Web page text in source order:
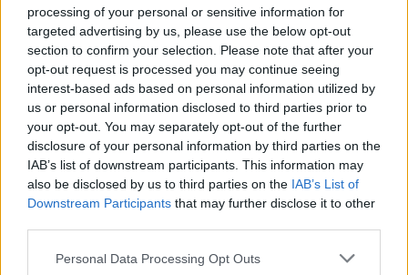
processing of your personal or sensitive information for
targeted advertising by us, please use the below opt-out
section to confirm your selection. Please note that after your
opt-out request is processed you may continue seeing
interest-based ads based on personal information utilized by
us or personal information disclosed to third parties prior to
your opt-out. You may separately opt-out of the further
disclosure of your personal information by third parties on the
IAB’s list of downstream participants. This information may
also be disclosed by us to third parties on the IAB’s List of
Downstream Participants that may further disclose it to other
Personal Data Processing Opt Outs
στις δυο ομάδες σημειώθηκαν τέσσερα γκολ
ακριβώς. Ρίσκο με combo του να σκοράρουν και οι
δυο και να λήξει Over 3,5, σε απόδοση 3,40!
* Σύστημα: 1-2-3.
Μπάρνσλεϊ-Μπέρτον 1 & Over2,5
Σέφιλντ Γιουν.-Τσέστερφιλντ 1 & Under2,5
Χάντερσφιλντ-Μπλάκμπερν Να σκοράρουν και οι δυο &